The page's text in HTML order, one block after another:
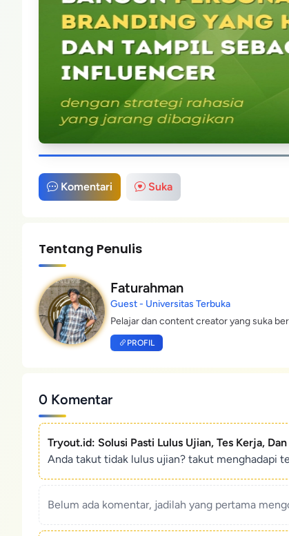
Komentari Suka
Tentang Penulis
Faturahman
Guest - Universitas Terbuka
Pelajar dan content creator yang suka
PROFIL
0 Komentar
Tryout.id: Solusi Pasti Lulus Ujian, Tes Kerja,
Anda takut tidak lulus ujian? takut menghadapi
Belum ada komentar, jadilah yang pertama